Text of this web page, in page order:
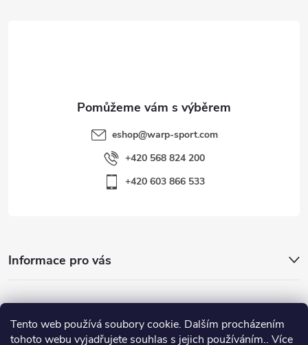
Tento web používá soubory cookie. Dalším procházením
tohoto webu vyjadřujete souhlas s jejich používáním.. Více
eshop@warp-sport.com
+420 568 824 200
+420 603 866 533
Informace pro vás
Nejhledanější